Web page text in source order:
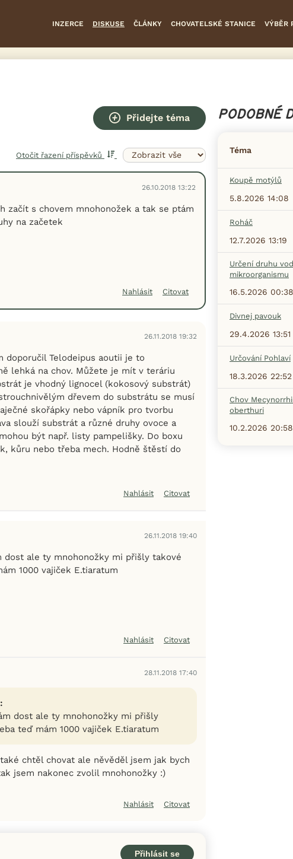
INZERCE DISKUSE ČLÁNKY CHOVATELSKÉ STANICE VÝBĚR
Přidejte téma
Otočit řazení příspěvků
26.10.2018 13:22
začít s chovem mnohonožek a tak se ptám
na začetek
Nahlásit Citovat
26.11.2018 19:32
doporučil Telodeipus aoutii je to
lehká na chov. Můžete je mít v teráriu
je vhodný lignocel (kokosový substrát)
dřevem do substrátu se musí
skořápky nebo vápník pro tvorbu
slouží substrát a různé druhy ovoce a
být např. listy pampelišky. Do boxu
kůru nebo třeba mech. Hodně štěstí do
Nahlásit Citovat
26.11.2018 19:40
dost ale ty mnohonožky mi přišly takové
1000 vajiček E.tiaratum
Nahlásit Citovat
28.11.2018 17:40
dost ale ty mnohonožky mi přišly
teď mám 1000 vajiček E.tiaratum
chtěl chovat ale něvěděl jsem jak bych
jsem nakonec zvolil mnohonožky :)
Nahlásit Citovat
Přihlásit se
PODOBNÉ
Téma
Koupě motýlů
5.8.2026 14:08
Roháč
12.7.2026 13:19
Určení druhu
mikroorganismu
16.5.2026 00:38
Divnej pavouk
29.4.2026 13:51
Určování Pohlaví
18.3.2026 22:52
Chov
oberthuri
10.2.2026 20:58